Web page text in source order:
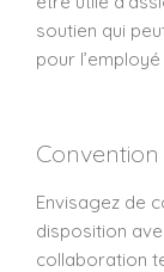
soutien qui
pour
Convention
Envisagez de
disposition
collaboration